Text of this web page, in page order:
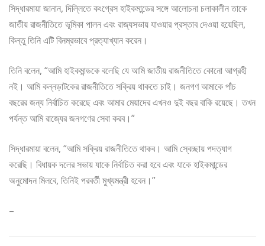
সিদ্ধারমায়া জানান, দিল্লিতে কংগ্রেস হাইকমান্ডের সঙ্গে আলোচনা চলাকালীন তাকে
জাতীয় রাজনীতিতে ভূমিকা পালন এবং রাজ্যসভায় যাওয়ার প্রস্তাব দেওয়া হয়েছিল,
কিন্তু তিনি এটি বিনম্রভাবে প্রত্যাখ্যান করেন।
তিনি বলেন, “আমি হাইকমান্ডকে বলেছি যে আমি জাতীয় রাজনীতিতে কোনো আগ্রহী
নই। আমি কন্নড়াটকের রাজনীতিতে সক্রিয় থাকতে চাই। জনগণ আমাকে পাঁচ
বছরের জন্য নির্বাচিত করেছে এবং আমার মেয়াদের এখনও দুই বছর বাকি রয়েছে। তখন
পর্যন্ত আমি রাজ্যের জনগণের সেবা করব।”
সিদ্ধারমায়া বলেন, “আমি সক্রিয় রাজনীতিতে থাকব। আমি স্বেচ্ছায় পদত্যাগ
করেছি। বিধায়ক দলের সভায় যাকে নির্বাচিত করা হবে এবং যাকে হাইকমান্ডের
অনুমোদন মিলবে, তিনিই পরবর্তী মুখ্যমন্ত্রী হবেন।”
–